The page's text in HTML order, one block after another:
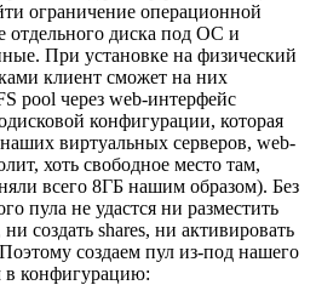
ограничение операционной
отдельного диска под ОС и
При установке на физический
клиент сможет на них
pool через web-интерфейс
конфигурации, которая
наших виртуальных серверов, web-
хоть свободное место там,
всего 8ГБ нашим образом). Без
пула не удастся ни разместить
создать shares, ни активировать
создаем пул из-под нашего
в конфигурацию: